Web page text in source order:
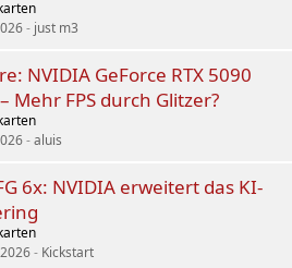
just m3
NVIDIA GeForce RTX 5090
Mehr FPS durch Glitzer?
aluis
6x: NVIDIA erweitert das KI-
Kickstart